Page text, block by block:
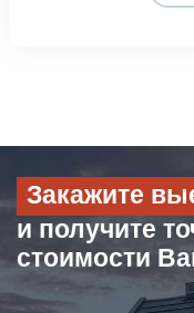
Закажите
и получите
стоимости